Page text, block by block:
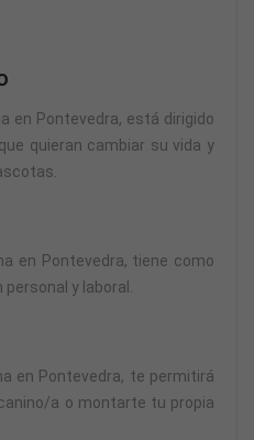
en Pontevedra, está dirigido
quieran cambiar su vida y
en Pontevedra, tiene como
y laboral.
en Pontevedra, te permitirá
a o montarte tu propia